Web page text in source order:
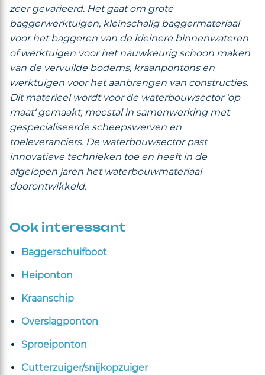
zeer gevarieerd. Het gaat om grote
baggerwerktuigen, kleinschalig baggermateriaal
voor het baggeren van de kleinere binnenwateren
of werktuigen voor het nauwkeurig schoon maken
van de vervuilde bodems, kraanpontons en
werktuigen voor het aanbrengen van constructies.
Dit materieel wordt voor de waterbouwsector ‘op
maat‘ gemaakt, meestal in samenwerking met
gespecialiseerde scheepswerven en
toeleveranciers. De waterbouwsector past
innovatieve technieken toe en heeft in de
afgelopen jaren het waterbouwmateriaal
doorontwikkeld.
Ook interessant
Baggerschuifboot
Heiponton
Kraanschip
Overslagponton
Sproeiponton
Cutterzuiger/snijkopzuiger